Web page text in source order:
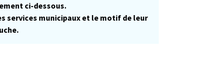
ci-dessous.
services municipaux et le motif de leur